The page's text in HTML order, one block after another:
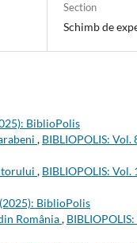
Section
Schimb de
BiblioPolis
, BIBLIOPOLIS: Vol.
, BIBLIOPOLIS: Vol.
BiblioPolis
România,